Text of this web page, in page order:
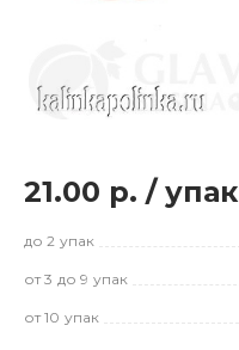
21.00 р. / упак
до 2 упак
от 3 до 9 упак
от 10 упак